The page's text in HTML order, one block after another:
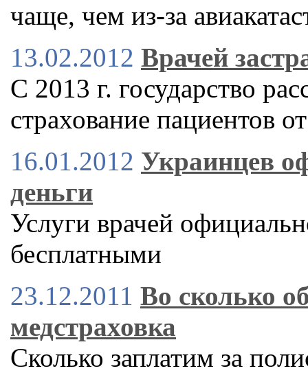
чаще, чем из-за
13.02.2012 Врачей
С 2013 г. государство
страхование пациентов
16.01.2012 Украинцев
деньги
Услуги врачей
бесплатными
23.12.2011 Во сколько
медстраховка
Сколько заплатим за